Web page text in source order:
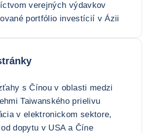
verejných výdavkov
portfólio investícií v Ázii
s Čínou v oblasti medzi
Taiwanského prielivu
v elektronickom sektore,
dopytu v USA a Číne